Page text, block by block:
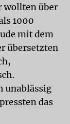
wollten über
1000
mit dem
übersetzten
unablässig
das